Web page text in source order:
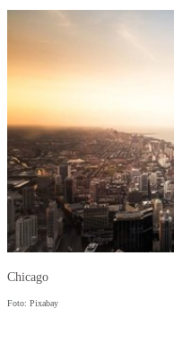
Chicago
Foto: Pixabay